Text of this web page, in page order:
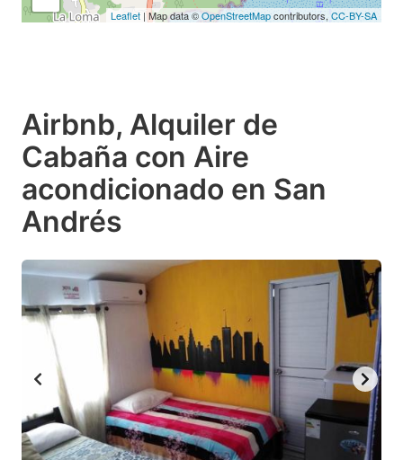
Leaflet | Map data ©OpenStreetMapcontributors, CC-BY-SA
Airbnb, Alquiler de
Cabaña con Aire
acondicionado en San
Andrés